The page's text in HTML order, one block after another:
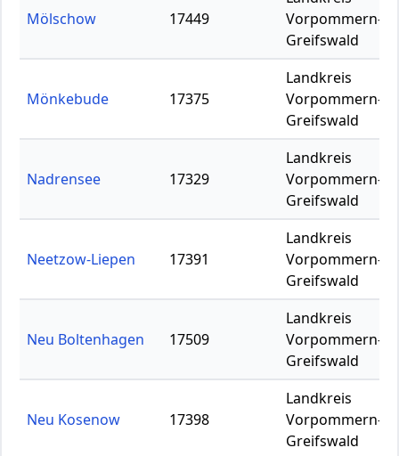
Mölschow 17449
Vorpommern-
Greifswald
Mönkebude 17375
Landkreis
Vorpommern-
Greifswald
Nadrensee 17329
Landkreis
Vorpommern-
Greifswald
Neetzow-Liepen 17391
Landkreis
Vorpommern-
Greifswald
Neu Boltenhagen 17509
Landkreis
Vorpommern-
Greifswald
Neu Kosenow 17398
Landkreis
Vorpommern-
Greifswald